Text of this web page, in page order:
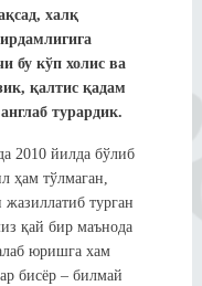
халқ
бу кўп холис ва
қалтис қадам
турардик.
2010 йилда бўлиб
ҳам тўлмаган,
турган
қай бир маънода
юришга хам
бисёр – билмай